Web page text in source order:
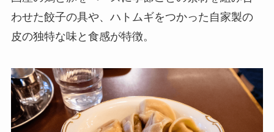
わせた餃子の具や、ハトムギをつかった自家製の
皮の独特な味と食感が特徴。